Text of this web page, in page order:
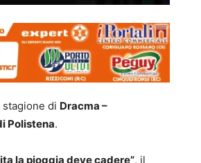
stagione di Dracma –
Polistena.
la pioggia deve cadere”, il